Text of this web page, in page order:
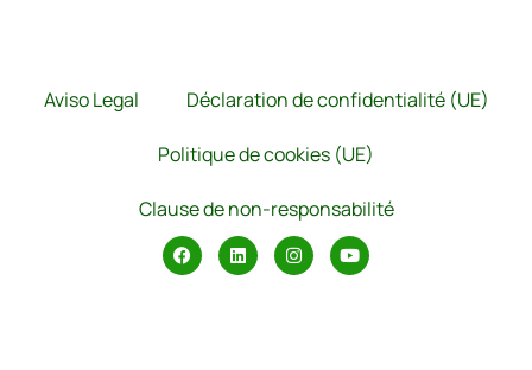
Aviso Legal Déclaration de confidentialité (UE)
Politique de cookies (UE)
Clause de non-responsabilité